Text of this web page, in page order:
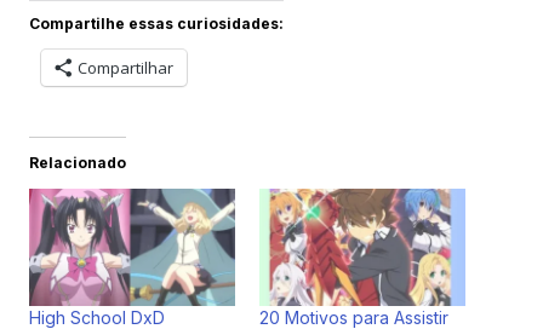
Compartilhe essas curiosidades:
Compartilhar
Relacionado
High School DxD
20 Motivos para Assistir